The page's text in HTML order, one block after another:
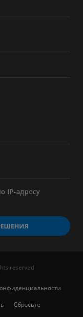
IP-адресу
reserved
Сбросьте